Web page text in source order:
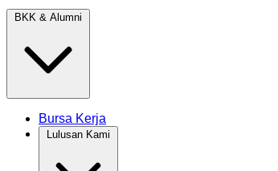
Bursa Kerja